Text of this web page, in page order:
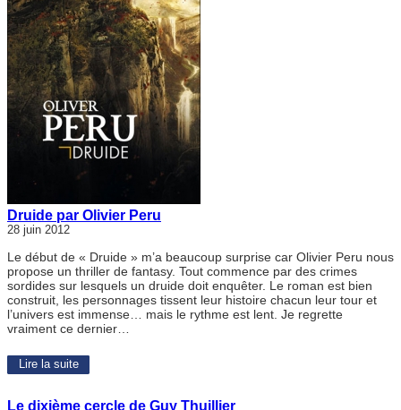
Druide par Olivier Peru
28 juin 2012
Le début de « Druide » m’a beaucoup surprise car Olivier Peru nous
propose un thriller de fantasy. Tout commence par des crimes
sordides sur lesquels un druide doit enquêter. Le roman est bien
construit, les personnages tissent leur histoire chacun leur tour et
l’univers est immense… mais le rythme est lent. Je regrette
vraiment ce dernier…
Lire la suite
Le dixième cercle de Guy Thuillier